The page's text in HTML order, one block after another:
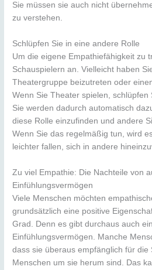
Sie müssen sie auch nicht
zu verstehen.
Schlüpfen Sie in eine andere Rolle
Um die eigene Empathiefähigkeit zu
Schauspielern an. Vielleicht haben
Theatergruppe beizutreten oder
Wenn Sie Theater spielen, schlüpfen
Sie werden dadurch automatisch
diese Rolle einzufinden und andere
Wenn Sie das regelmäßig tun, wird
leichter fallen, sich in andere
Zu viel Empathie: Die Nachteile von
Einfühlungsvermögen
Viele Menschen möchten
grundsätzlich eine positive
Grad. Denn es gibt durchaus auch
Einfühlungsvermögen. Manche
dass sie überaus empfänglich für die
Menschen um sie herum sind. Das